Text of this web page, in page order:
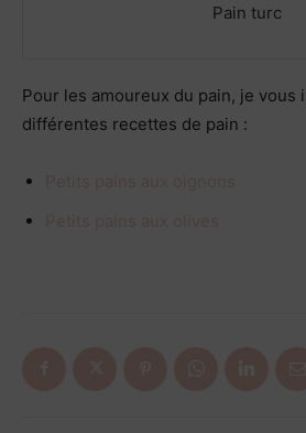
Pain turc
Pour les amoureux du pain, je vous
différentes recettes de pain :